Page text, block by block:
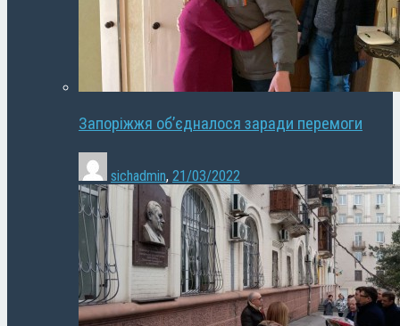
Запоріжжя об’єдналося заради перемоги
sichadmin, 21/03/2022